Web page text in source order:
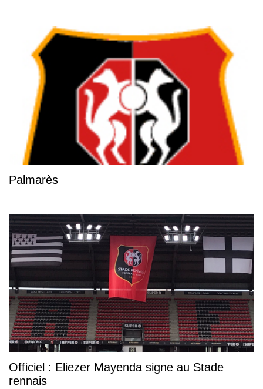
Palmarès
Officiel : Eliezer Mayenda signe au Stade
rennais